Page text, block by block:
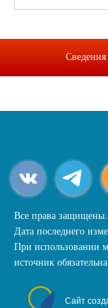
Сведения
Все права защищены.
Дата последнего
При использовании
источник обязательна
Сайт